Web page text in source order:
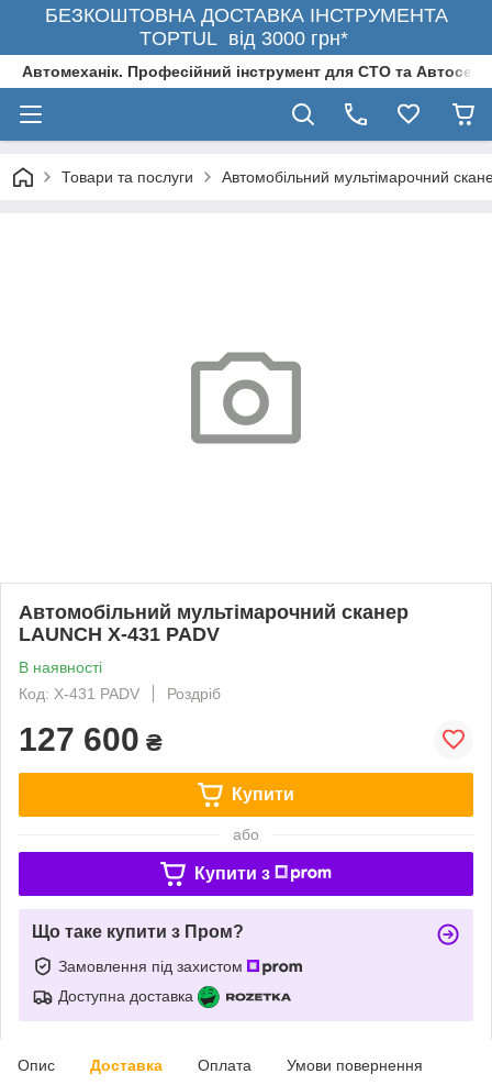
БЕЗКОШТОВНА ДОСТАВКА ІНСТРУМЕНТА
TOPTUL від 3000 грн*
Автомеханік. Професійний інструмент для СТО та
Товари та послуги Автомобільний мультімарочний
Автомобільний мультімарочний сканер
LAUNCH X-431 PADV
В наявності
Код: X-431 PADV
Роздріб
127 600 ₴
Купити
або
Купити з
Що таке купити з Пром?
Замовлення під захистом
Доступна доставка
Опис Доставка Оплата Умови повернення